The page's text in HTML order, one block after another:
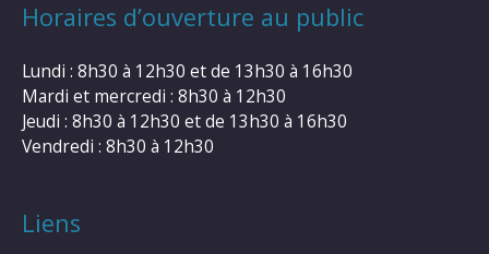
Horaires d’ouverture au public
Lundi : 8h30 à 12h30 et de 13h30 à 16h30
Mardi et mercredi : 8h30 à 12h30
Jeudi : 8h30 à 12h30 et de 13h30 à 16h30
Vendredi : 8h30 à 12h30
Liens